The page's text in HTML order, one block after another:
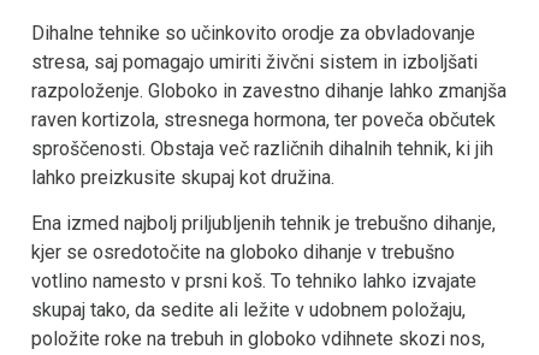
Dihalne tehnike so učinkovito orodje za obvladovanje
stresa, saj pomagajo umiriti živčni sistem in izboljšati
razpoloženje. Globoko in zavestno dihanje lahko zmanjša
raven kortizola, stresnega hormona, ter poveča občutek
sproščenosti. Obstaja več različnih dihalnih tehnik, ki jih
lahko preizkusite skupaj kot družina.
Ena izmed najbolj priljubljenih tehnik je trebušno dihanje,
kjer se osredotočite na globoko dihanje v trebušno
votlino namesto v prsni koš. To tehniko lahko izvajate
skupaj tako, da sedite ali ležite v udobnem položaju,
položite roke na trebuh in globoko vdihnete skozi nos,